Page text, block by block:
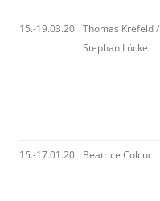
15.-19.03.20 Thomas Krefeld /
Stephan Lücke
15.-17.01.20 Beatrice Colcuc